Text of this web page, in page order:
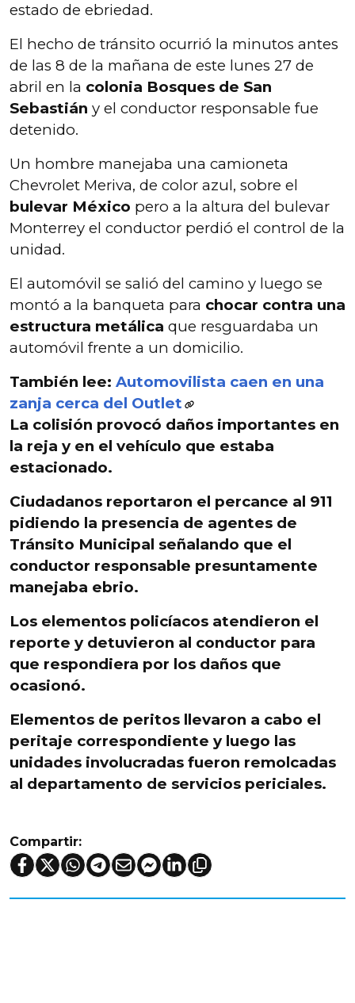
estado de ebriedad.
El hecho de tránsito ocurrió la minutos antes
de las 8 de la mañana de este lunes 27 de
abril en la colonia Bosques de San
Sebastián y el conductor responsable fue
detenido.
Un hombre manejaba una camioneta
Chevrolet Meriva, de color azul, sobre el
bulevar México pero a la altura del bulevar
Monterrey el conductor perdió el control de la
unidad.
El automóvil se salió del camino y luego se
montó a la banqueta para chocar contra una
estructura metálica que resguardaba un
automóvil frente a un domicilio.
También lee: Automovilista caen en una
zanja cerca del Outlet
La colisión provocó daños importantes en
la reja y en el vehículo que estaba
estacionado.
Ciudadanos reportaron el percance al 911
pidiendo la presencia de agentes de
Tránsito Municipal señalando que el
conductor responsable presuntamente
manejaba ebrio.
Los elementos policíacos atendieron el
reporte y detuvieron al conductor para
que respondiera por los daños que
ocasionó.
Elementos de peritos llevaron a cabo el
peritaje correspondiente y luego las
unidades involucradas fueron remolcadas
al departamento de servicios periciales.
Compartir: